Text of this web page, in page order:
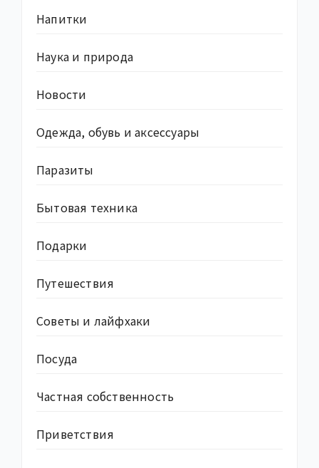
Напитки
Наука и природа
Новости
Одежда, обувь и аксессуары
Паразиты
Бытовая техника
Подарки
Путешествия
Советы и лайфхаки
Посуда
Частная собственность
Приветствия